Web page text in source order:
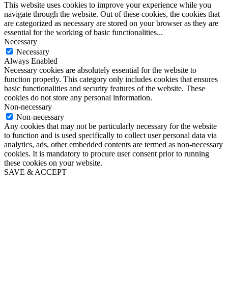
This website uses cookies to improve your experience while you
navigate through the website. Out of these cookies, the cookies that
are categorized as necessary are stored on your browser as they are
essential for the working of basic functionalities...
Necessary
Necessary
Always Enabled
Necessary cookies are absolutely essential for the website to
function properly. This category only includes cookies that ensures
basic functionalities and security features of the website. These
cookies do not store any personal information.
Non-necessary
Non-necessary
Any cookies that may not be particularly necessary for the website
to function and is used specifically to collect user personal data via
analytics, ads, other embedded contents are termed as non-necessary
cookies. It is mandatory to procure user consent prior to running
these cookies on your website.
SAVE & ACCEPT